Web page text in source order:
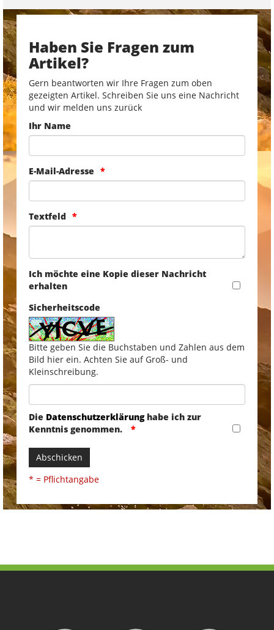
Haben Sie Fragen zum
Artikel?
Gern beantworten wir Ihre Fragen zum oben
gezeigten Artikel. Schreiben Sie uns eine Nachricht
und wir melden uns zurück
Ihr Name
E-Mail-Adresse
Textfeld
Ich möchte eine Kopie dieser Nachricht
erhalten
Sicherheitscode
Bitte geben Sie die Buchstaben und Zahlen aus dem
Bild hier ein. Achten Sie auf Groß- und
Kleinschreibung.
Die Datenschutzerklärunghabe ich zur
Kenntnis genommen.
Abschicken
* = Pflichtangabe